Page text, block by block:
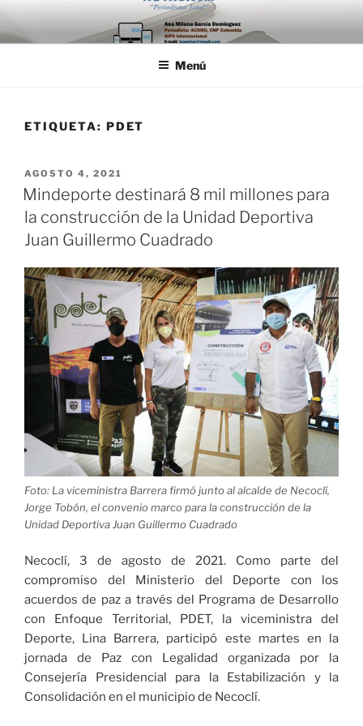
Saltar
al
contenido
Menú
ETIQUETA: PDET
PUBLICADO
EL
AGOSTO 4, 2021
Mindeporte destinará 8 mil millones para
la construcción de la Unidad Deportiva
Juan Guillermo Cuadrado
Foto: La viceministra Barrera firmó junto al alcalde de Necoclí,
Jorge Tobón, el convenio marco para la construcción de la
Unidad Deportiva Juan Guillermo Cuadrado
Necoclí, 3 de agosto de 2021. Como parte del
compromiso del Ministerio del Deporte con los
acuerdos de paz a través del Programa de Desarrollo
con Enfoque Territorial, PDET, la viceministra del
Deporte, Lina Barrera, participó este martes en la
jornada de Paz con Legalidad organizada por la
Consejería Presidencial para la Estabilización y la
Consolidación en el municipio de Necoclí.